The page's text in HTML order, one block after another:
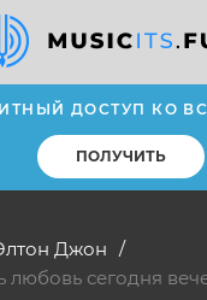
ДОСТУП КО
ПОЛУЧИТЬ
Элтон Джон
любовь сегодня